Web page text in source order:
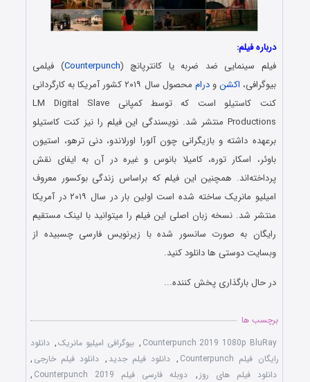
درباره فیلم:
فیلم سینمایی ضد ضربه یا کانترپانچ (Counterpunch) فیلمی
بیوگرافی، اکشنودرام
محصول سال ۲۰۱۹ کشور آمریکا به کارگردانی
کنت کاستیلو است که توسط کمپانی LM Digital Slave
Productions منتشر شد. نویسندگی این فیلم را نیز کنت کاستیلو
برعهده داشته و بازیگرانی چون آلورا اورلاندو، دنی ترهو، استیون
باوئر، اسکار توره، کامیلا بانوس و غیره در آن به ایفای نقش
پرداخته‌اند. همچنین این فیلم که براساس زندگی بوکسور معروف
امیلیو مانریک ساخته شده است اولین بار در سال ۲۰۱۹ در آمریکا
منتشر شد. نسخه زبان اصلی این فیلم را میتوانید با لینک مستقیم
رایگان به صورت سانسور شده با زیرنویس فارسی چسبیده از
وبسایت دوستی ها دانلود کنید.
در حال بارگذاری پخش کننده...
برچسب ها
Counterpunch 2019 1080p BluRay
, بیوگرافی امیلیو مانریک, دانلود
رایگان فیلم Counterpunch
, دانلود فیلم جدید , دانلود فیلم خارجی ,
دانلود فیلم های روز , دوبله فارسی فیلم Counterpunch 2019
,